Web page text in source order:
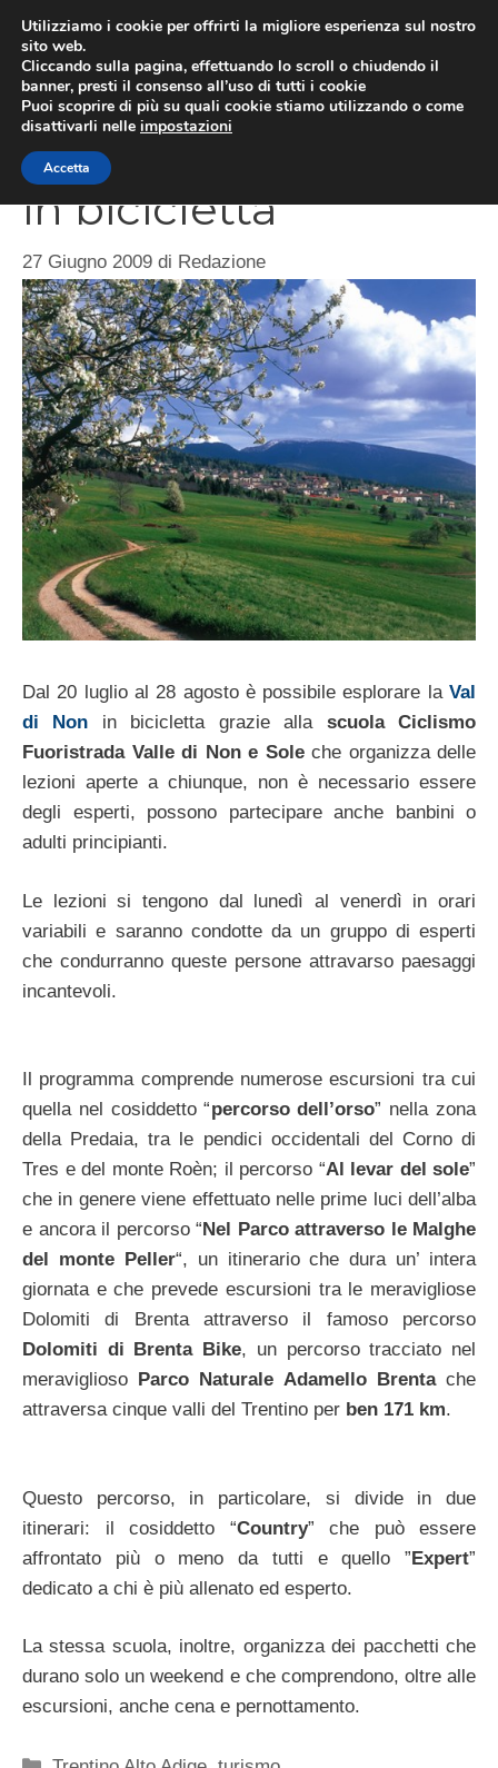
contenuto
Visitare la Val di Non
in bicicletta
27 Giugno 2009 di Redazione
Dal 20 luglio al 28 agosto è possibile esplorare la Val
di Non in bicicletta grazie alla scuola Ciclismo
Fuoristrada Valle di Non e Soleche organizza delle
lezioni aperte a chiunque, non è necessario essere
degli esperti, possono partecipare anche banbini o
adulti principianti.
Le lezioni si tengono dal lunedì al venerdì in orari
variabili e saranno condotte da un gruppo di esperti
che condurranno queste persone attravarso paesaggi
incantevoli.
Il programma comprende numerose escursioni tra cui
quella nel cosiddetto “percorso dell’orso” nella zona
della Predaia, tra le pendici occidentali del Corno di
Tres e del monte Roèn; il percorso “Al levar del sole”
che in genere viene effettuato nelle prime luci dell’alba
e ancora il percorso “Nel Parco attraverso le Malghe
del monte Peller“, un itinerario che dura un’ intera
giornata e che prevede escursioni tra le meravigliose
Dolomiti di Brenta attraverso il famoso percorso
Dolomiti di Brenta Bike, un percorso tracciato nel
meraviglioso Parco Naturale Adamello Brentache
attraversa cinque valli del Trentino per ben 171 km.
Questo percorso, in particolare, si divide in due
itinerari: il cosiddetto “Country” che può essere
affrontato più o meno da tutti e quello ”Expert”
dedicato a chi è più allenato ed esperto.
La stessa scuola, inoltre, organizza dei pacchetti che
durano solo un weekend e che comprendono, oltre alle
escursioni, anche cena e pernottamento.
Categorie
Utilizziamo i cookie per offrirti la migliore esperienza sul nostro
sito web.
Cliccando sulla pagina, effettuando lo scroll o chiudendo il
banner, presti il consenso all’uso di tutti i cookie
Puoi scoprire di più su quali cookie stiamo utilizzando o come
disattivarli nelle impostazioni
Accetta